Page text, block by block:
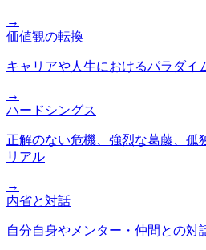
→
価値観の転換
キャリアや人生におけるパラダイ
→
ハードシングス
正解のない危機、強烈な葛藤、孤
リアル
→
内省と対話
自分自身やメンター・仲間との対